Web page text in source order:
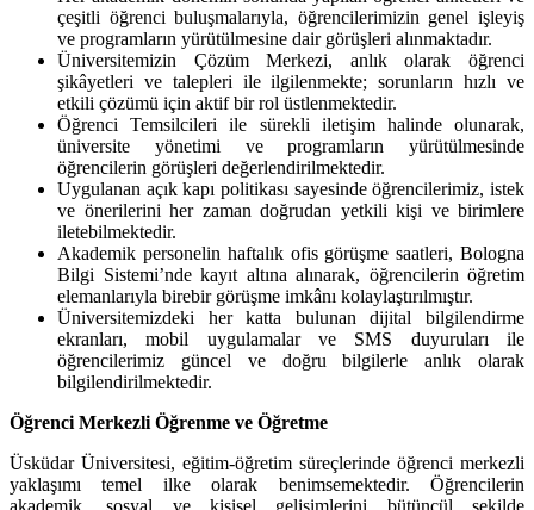
çeşitli öğrenci buluşmalarıyla, öğrencilerimizin genel işleyiş
ve programların yürütülmesine dair görüşleri alınmaktadır.
Üniversitemizin Çözüm Merkezi, anlık olarak öğrenci
şikâyetleri ve talepleri ile ilgilenmekte; sorunların hızlı ve
etkili çözümü için aktif bir rol üstlenmektedir.
Öğrenci Temsilcileri ile sürekli iletişim halinde olunarak,
üniversite yönetimi ve programların yürütülmesinde
öğrencilerin görüşleri değerlendirilmektedir.
Uygulanan açık kapı politikası sayesinde öğrencilerimiz, istek
ve önerilerini her zaman doğrudan yetkili kişi ve birimlere
iletebilmektedir.
Akademik personelin haftalık ofis görüşme saatleri, Bologna
Bilgi Sistemi’nde kayıt altına alınarak, öğrencilerin öğretim
elemanlarıyla birebir görüşme imkânı kolaylaştırılmıştır.
Üniversitemizdeki her katta bulunan dijital bilgilendirme
ekranları, mobil uygulamalar ve SMS duyuruları ile
öğrencilerimiz güncel ve doğru bilgilerle anlık olarak
bilgilendirilmektedir.
Öğrenci Merkezli Öğrenme ve Öğretme
Üsküdar Üniversitesi, eğitim-öğretim süreçlerinde öğrenci merkezli
yaklaşımı temel ilke olarak benimsemektedir. Öğrencilerin